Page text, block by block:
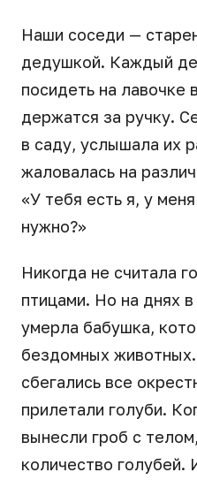
Наши соседи —
дедушкой. Каждый
посидеть на лавочке
держатся за ручку.
в саду, услышала их
жаловалась на
«У тебя есть я, у
нужно?»
Никогда не считала
птицами. Но на днях
умерла бабушка,
бездомных
сбегались все
прилетали голуби.
вынесли гроб с
количество голубей.